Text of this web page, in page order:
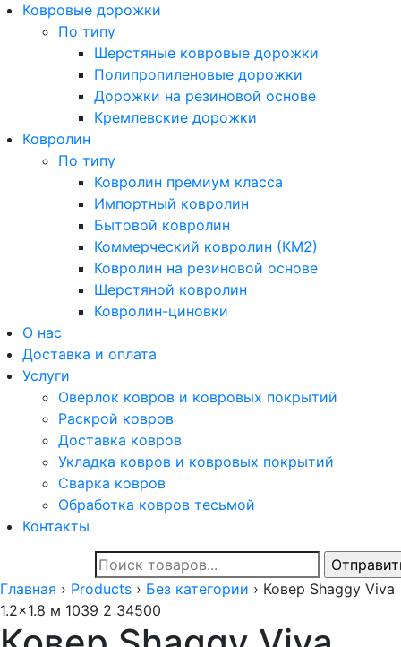
Ковровые дорожки
По типу
Шерстяные ковровые дорожки
Полипропиленовые дорожки
Дорожки на резиновой основе
Кремлевские дорожки
Ковролин
По типу
Ковролин премиум класса
Импортный ковролин
Бытовой ковролин
Коммерческий ковролин (КМ2)
Ковролин на резиновой основе
Шерстяной ковролин
Ковролин-циновки
О нас
Доставка и оплата
Услуги
Оверлок ковров и ковровых покрытий
Раскрой ковров
Доставка ковров
Укладка ковров и ковровых покрытий
Сварка ковров
Обработка ковров тесьмой
Контакты
Главная › Products › Без категории › Ковер Shaggy Viva
1.2x1.8 м 1039 2 34500